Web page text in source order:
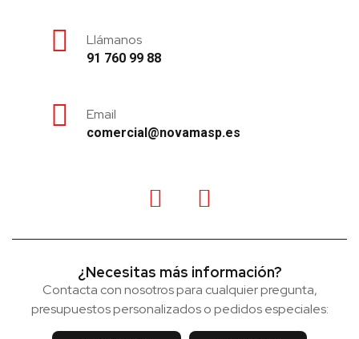
Llámanos
91 760 99 88
Email
comercial@novamasp.es
¿Necesitas más información?
Contacta con nosotros para cualquier pregunta,
presupuestos personalizados o pedidos especiales: